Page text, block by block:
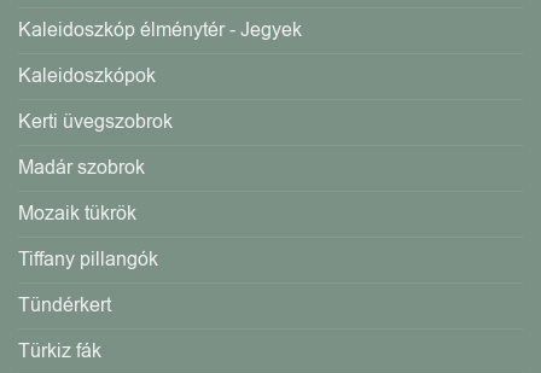
Kaleidoszkóp élménytér - Jegyek
Kaleidoszkópok
Kerti üvegszobrok
Madár szobrok
Mozaik tükrök
Tiffany pillangók
Tündérkert
Türkiz fák